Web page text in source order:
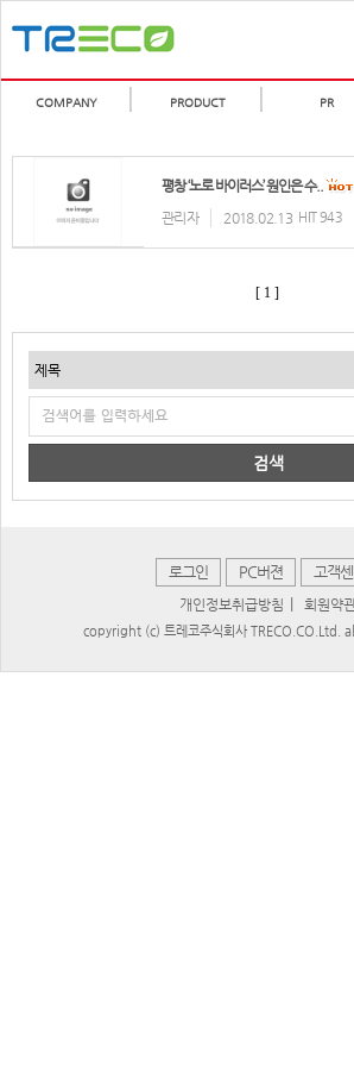
COMPANY PRODUCT PR
평창 ‘노로 바이러스’ 원인은 수..
관리자
2018.02.13 HIT 943
[ 1 ]
검색
로그인 PC버젼 고객
개인정보취급방침 회원약
copyright (c) 트레코주식회사 TRECO.CO.Ltd.